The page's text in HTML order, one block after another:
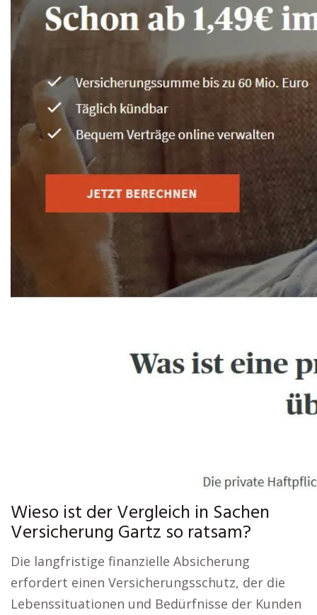
Wieso ist der Vergleich in Sachen
Versicherung Gartz so ratsam?
Die langfristige finanzielle Absicherung
erfordert einen Versicherungsschutz, der die
Lebenssituationen und Bedürfnisse der Kunden